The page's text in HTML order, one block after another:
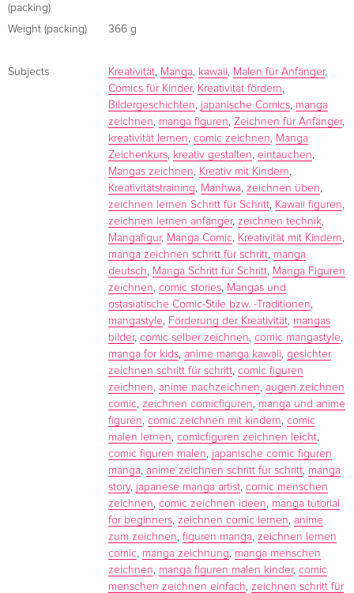
(packing)
Weight (packing) 366 g
Subjects Kreativität, Manga, kawaii, Malen für Anfänger,
Comics für Kinder, Kreativität fördern,
Bildergeschichten, japanische Comics, manga
zeichnen, manga figuren, Zeichnen für Anfänger,
kreativität lernen, comic zeichnen, Manga
Zeichenkurs, kreativ gestalten, eintauchen,
Mangas zeichnen, Kreativ mit Kindern,
Kreativitätstraining, Manhwa, zeichnen üben,
zeichnen lernen Schritt für Schritt, Kawaii figuren,
zeichnen lernen anfänger, zeichnen technik,
Mangafigur, Manga Comic, Kreativität mit Kindern,
manga zeichnen schritt für schritt, manga
deutsch, Manga Schritt für Schritt, Manga Figuren
zeichnen, comic stories, Mangas und
ostasiatische Comic-Stile bzw. -Traditionen,
mangastyle, Förderung der Kreativität, mangas
bilder, comic selber zeichnen, comic mangastyle,
manga for kids, anime manga kawaii, gesichter
zeichnen schritt für schritt, comic figuren
zeichnen, anime nachzeichnen, augen zeichnen
comic, zeichnen comicfiguren, manga und anime
figuren, comic zeichnen mit kindern, comic
malen lernen, comicfiguren zeichnen leicht,
comic figuren malen, japanische comic figuren
manga, anime zeichnen schritt für schritt, manga
story, japanese manga artist, comic menschen
zeichnen, comic zeichnen ideen, manga tutorial
for beginners, zeichnen comic lernen, anime
zum zeichnen, figuren manga, zeichnen lernen
comic, manga zeichnung, manga menschen
zeichnen, manga figuren malen kinder, comic
menschen zeichnen einfach, zeichnen schritt für